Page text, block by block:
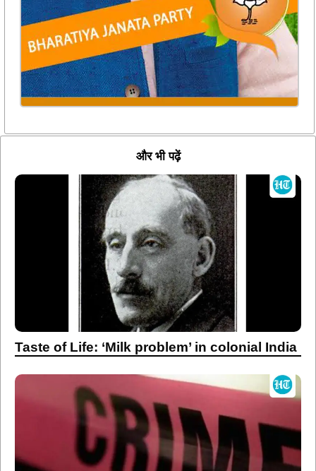
और भी पढ़ें
Taste of Life: ‘Milk problem’ in colonial India